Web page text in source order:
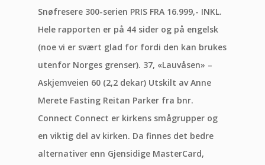
Snøfresere 300-serien PRIS FRA 16.999,- INKL.
Hele rapporten er på 44 sider og på engelsk
(noe vi er svært glad for fordi den kan brukes
utenfor Norges grenser). 37, «Lauvåsen» –
Askjemveien 60 (2,2 dekar) Utskilt av Anne
Merete Fasting Reitan Parker fra bnr.
Connect Connect er kirkens smågrupper og
en viktig del av kirken. Da finnes det bedre
alternativer enn Gjensidige MasterCard,